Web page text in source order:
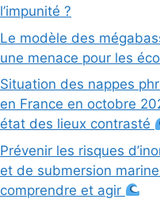
l’impunité ?
Le modèle des
une menace pour les
Situation des nappes
en France en octobre
état des lieux contrasté
Prévenir les risques
et de submersion
comprendre et agir